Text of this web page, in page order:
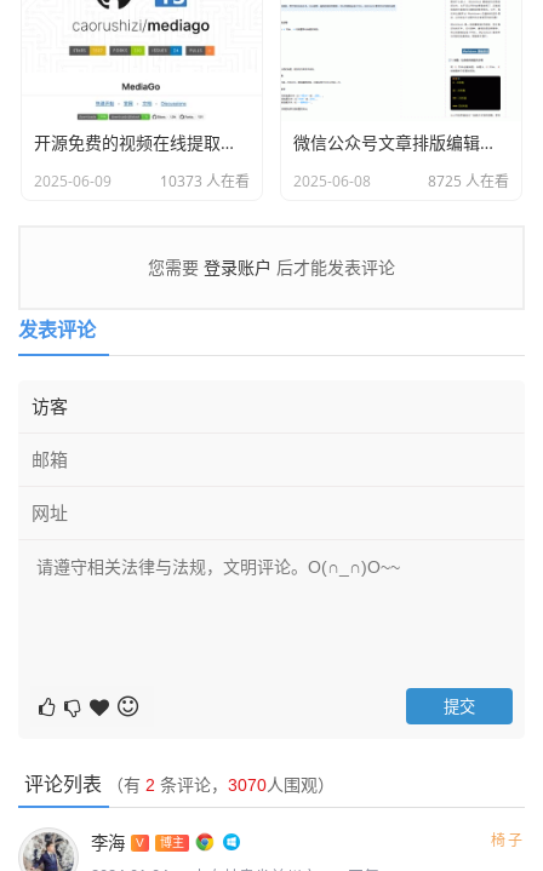
开源免费的视频在线提取工具：MediaGo
2025-06-09 10373 人在看
微信公众号文章排版编辑器 Markdown编辑器
2025-06-08 8725 人在看
您需要 登录账户 后才能发表评论
发表评论
评论列表 （有 2 条评论， 3070人围观）
李海 V 博主 椅子